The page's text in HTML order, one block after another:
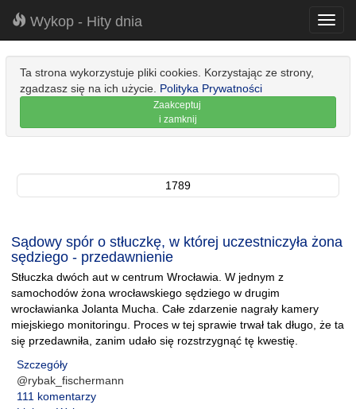
Wykop - Hity dnia
Ta strona wykorzystuje pliki cookies. Korzystając ze strony,
zgadzasz się na ich użycie. Polityka Prywatności
Zaakceptuj
i zamknij
1789
Sądowy spór o stłuczkę, w której uczestniczyła żona
sędziego - przedawnienie
Stłuczka dwóch aut w centrum Wrocławia. W jednym z
samochodów żona wrocławskiego sędziego w drugim
wrocławianka Jolanta Mucha. Całe zdarzenie nagrały kamery
miejskiego monitoringu. Proces w tej sprawie trwał tak długo, że ta
się przedawniła, zanim udało się rozstrzygnąć tę kwestię.
Szczegóły
@rybak_fischermann
111 komentarzy